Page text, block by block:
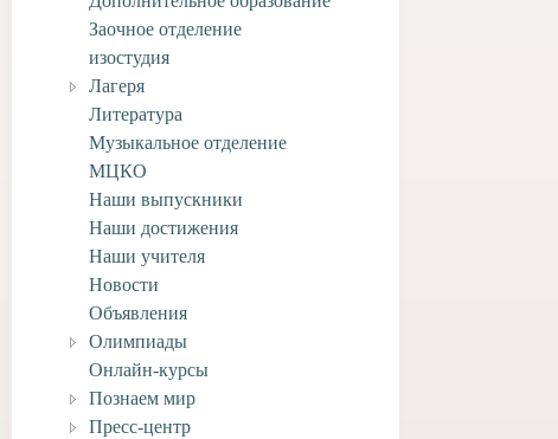
к 27 марта.
Заочное отделение
изостудия
Лагеря
Литература
Музыкальное отделение
МЦКО
Наши выпускники
Наши достижения
Наши учителя
Новости
Объявления
Олимпиады
Онлайн-курсы
Познаем мир
Пресс-центр